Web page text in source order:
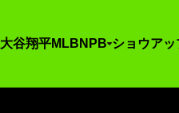
大谷翔平MLB NPB ショウア